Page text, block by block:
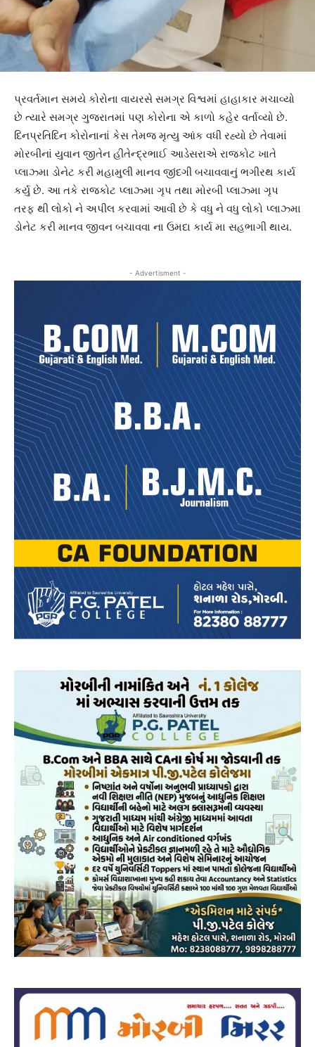
પ્રવર્તમાન સમયે કોરોના વાયરસે સમગ્ર વિશ્વમાં હાહાકાર મચાવ્યો
છે ત્યારે સમગ્ર ગુજરાતમાં પણ કોરોના એ કાળો કહેર વર્તાવ્યો છે.
દિનપ્રતિદિન કોરોનાનાં કેસ તેમજ મૃત્યુ આંક વધી રહ્યો છે તેવામાં
મોરબીનાં યુવાન જીતેન હીતેન્દ્રભાઈ આડેસરાએ રાજકોટ ખાતે
પ્લાઝ્મા ડોનેટ કરી મહામુલી માનવ જીંદગી બચાવવાનું ભગીરથ કાર્ય
કર્યુ છે. આ તકે રાજકોટ પ્લાઝ્મા ગૃપ તથા મોરબી પ્લાઝ્મા ગૃપ
તરફ થી લોકો ને અપીલ કરવામાં આવી છે કે વધુ ને વધુ લોકો પ્લાઝ્મા
ડોનેટ કરી માનવ જીવન બચાવવા ના ઉમદા કાર્ય મા સહભાગી થાય.
- Advertisment -